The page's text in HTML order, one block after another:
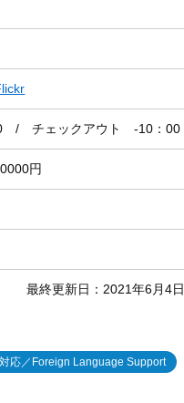
/ チェックアウト -10：00
円
最終更新日：2021年6月4日
応／Foreign Language Support